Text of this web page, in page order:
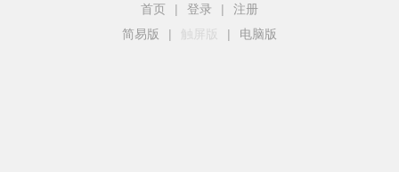
首页 | 登录 |
注册
简易版
| 触屏版 | 电脑版